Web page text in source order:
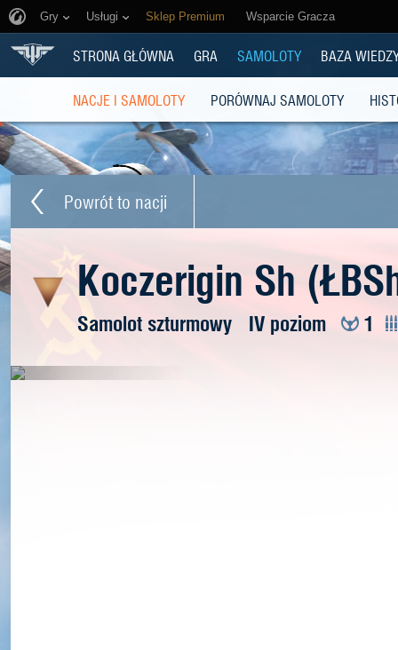
Gry Usługi Sklep Premium Wsparcie Gracza
STRONA GŁÓWNA GRA SAMOLOTY BAZA
NACJE I SAMOLOTY PORÓWNAJ SAMOLOTY
Powrót to nacji
Koczerigin Sh
Samolot szturmowy IV poziom 1